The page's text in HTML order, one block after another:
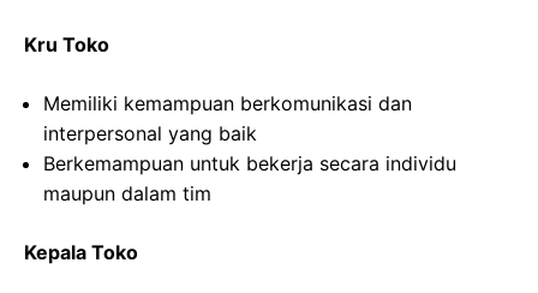
Kru Toko
Memiliki kemampuan berkomunikasi dan
interpersonal yang baik
Berkemampuan untuk bekerja secara individu
maupun dalam tim
Kepala Toko